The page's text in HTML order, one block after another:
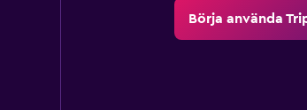
Börja använda